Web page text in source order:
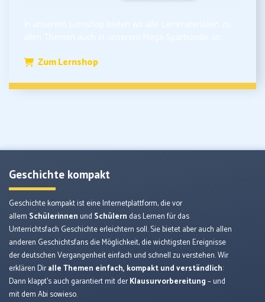
Zum Lernshop
Geschichte kompakt
Geschichte kompakt ist eine Internetplattform, die vor
allem Schülerinnen und Schülern das Lernen für das
Unterrichtsfach Geschichte erleichtern soll. Sie bietet aber auch allen
anderen Geschichtsfans die Möglichkeit, die wichtigsten Ereignisse
der deutschen Vergangenheit einfach und schnell zu verstehen. Wir
erklären Diralle Themen einfach, kompakt und verständlich:
Dann klappt’s auch garantiert mit derKlausurvorbereitung– und
mit dem Abi sowieso.